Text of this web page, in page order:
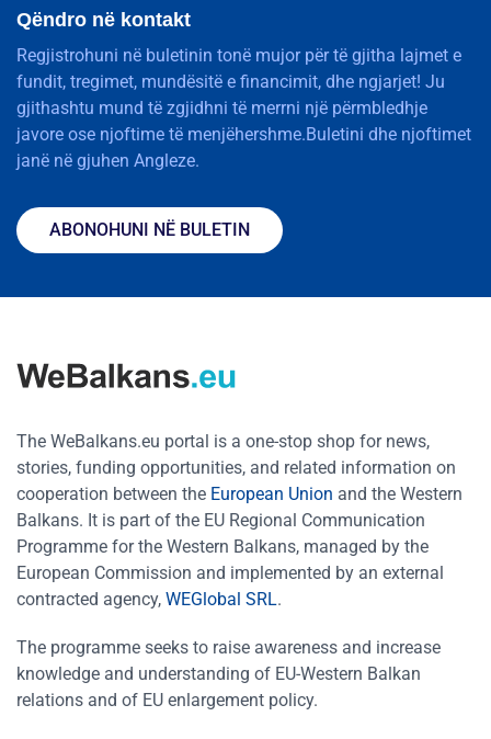
Qëndro në kontakt
Regjistrohuni në buletinin tonë mujor për të gjitha lajmet e
fundit, tregimet, mundësitë e financimit, dhe ngjarjet! Ju
gjithashtu mund të zgjidhni të merrni një përmbledhje
javore ose njoftime të menjëhershme.Buletini dhe njoftimet
janë në gjuhen Angleze.
ABONOHUNI NË BULETIN
The WeBalkans.eu portal is a one-stop shop for news,
stories, funding opportunities, and related information on
cooperation between the European Union and the Western
Balkans. It is part of the EU Regional Communication
Programme for the Western Balkans, managed by the
European Commission and implemented by an external
contracted agency, WEGlobal SRL.
The programme seeks to raise awareness and increase
knowledge and understanding of EU-Western Balkan
relations and of EU enlargement policy.